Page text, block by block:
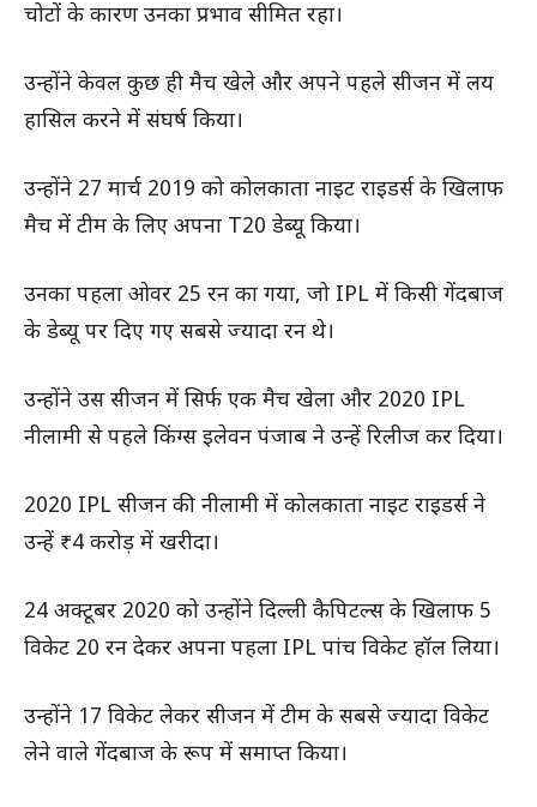
चोटों के कारण उनका प्रभाव सीमित रहा।
उन्होंने केवल कुछ ही मैच खेले और अपने पहले सीजन में लय
हासिल करने में संघर्ष किया।
उन्होंने 27 मार्च 2019 को कोलकाता नाइट राइडर्स के खिलाफ
मैच में टीम के लिए अपना T20 डेब्यू किया।
उनका पहला ओवर 25 रन का गया, जो IPL में किसी गेंदबाज
के डेब्यू पर दिए गए सबसे ज्यादा रन थे।
उन्होंने उस सीजन में सिर्फ एक मैच खेला और 2020 IPL
नीलामी से पहले किंग्स इलेवन पंजाब ने उन्हें रिलीज कर दिया।
2020 IPL सीजन की नीलामी में कोलकाता नाइट राइडर्स ने
उन्हें ₹4 करोड़ में खरीदा।
24 अक्टूबर 2020 को उन्होंने दिल्ली कैपिटल्स के खिलाफ 5
विकेट 20 रन देकर अपना पहला IPL पांच विकेट हॉल लिया।
उन्होंने 17 विकेट लेकर सीजन में टीम के सबसे ज्यादा विकेट
लेने वाले गेंदबाज के रूप में समाप्त किया।